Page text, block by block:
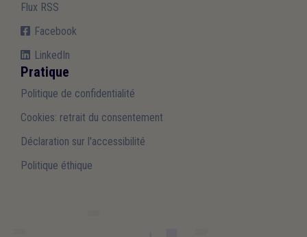
Flux RSS
Facebook
LinkedIn
Pratique
Politique de confidentialité
Cookies: retrait du consentement
Déclaration sur l'accessibilité
Politique éthique